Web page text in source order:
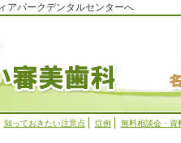
アパークデンタルセンターへ
知っておきたい注意点 症例 無料相談会・資